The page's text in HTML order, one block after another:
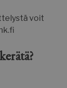
voit